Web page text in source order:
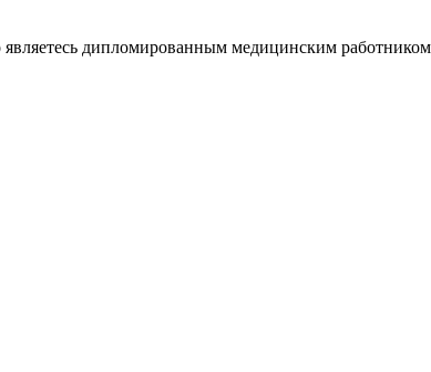
являетесь дипломированным медицинским работником